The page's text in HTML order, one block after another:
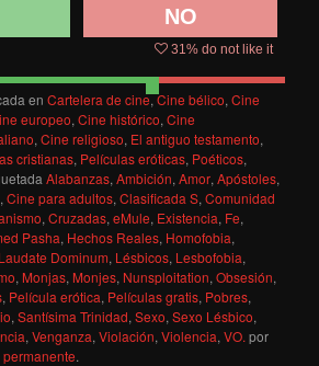
NO
31% do not like it
enCartelera de cine,Cine bélico,Cine
europeo,Cine histórico,Cine
,Cine religioso, El antiguo testamento,
cristianas, Películas eróticas, Poéticos,
Alabanzas,Ambición,Amor,Apóstoles,
,Cine para adultos,Clasificada S,Comunidad
,Cruzadas,eMule, Existencia, Fe,
Pasha, Hechos Reales, Homofobia,
Laudate Dominum, Lésbicos, Lesbofobia,
, Monjas, Monjes, Nunsploitation,Obsesión,
, Película erótica, Películas gratis, Pobres,
,Santísima Trinidad,Sexo,Sexo Lésbico,
,Venganza,Violación,Violencia,VO. por
.